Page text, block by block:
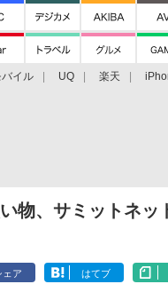
イル UQ 楽天
物、サミットネッ
ェア はてブ